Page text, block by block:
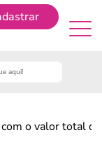
o valor total